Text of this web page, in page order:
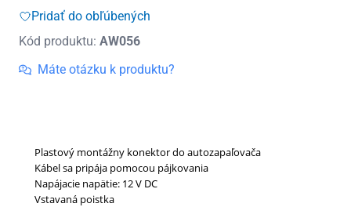
do
s
poistkou
Pridať do obľúbených
Kód produktu: AW056
Máte otázku k produktu?
Plastový montážny konektor do autozapaľovača
Kábel sa pripája pomocou pájkovania
Napájacie napätie: 12 V DC
Vstavaná poistka